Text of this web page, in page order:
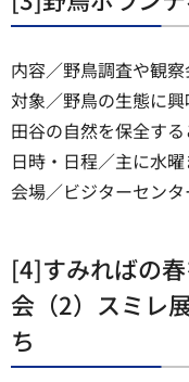
内容／野鳥調査や観
対象／野鳥の生態に
田谷の自然を保全す
日時・日程／主に水
会場／ビジターセン
[4]すみればの
会（2）スミレ
ち